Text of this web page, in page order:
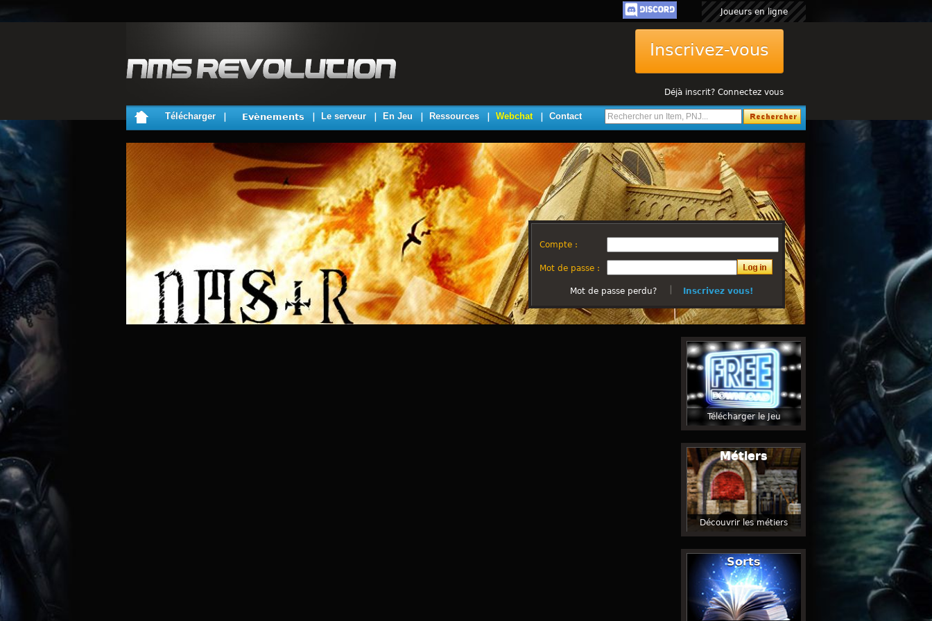
Joueurs en ligne
Inscrivez-vous
Déjà inscrit? Connectez vous
Télécharger Evènements Le serveur En Jeu Ressources Webchat Contact
Compte :
Mot de passe :
Mot de passe perdu? Inscrivez vous!
Télécharger le Jeu
Métiers
Découvrir les métiers
Sorts